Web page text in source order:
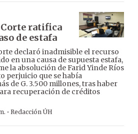
Corte ratifica
de estafa
declaró inadmisible el recurso
en una causa de supuesta estafa,
la absolución de Farid Yinde Ríos
perjuicio que se había
de G. 3.500 millones, tras haber
recuperación de créditos
· Redacción ÚH